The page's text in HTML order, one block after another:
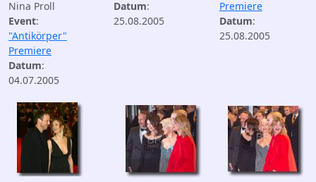
Nina Proll
Event:
"Antikörper"
Premiere
Datum:
04.07.2005
Datum:
25.08.2005
Premiere
Datum:
25.08.2005